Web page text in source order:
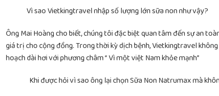
Vì sao Vietkingtravel nhập số lượng lớn sữa non như vậy?
Ông Mai Hoàng cho biết, chúng tôi đặc biệt quan tâm đến sự an
giá trị cho cộng đồng. Trong thời kỳ dịch bệnh, Vietkingtravel
hoạch dài hơi với phương châm “ Vì một việt Nam khỏe mạnh”
Khi được hỏi vì sao ông lại chọn Sữa Non Natrumax mà